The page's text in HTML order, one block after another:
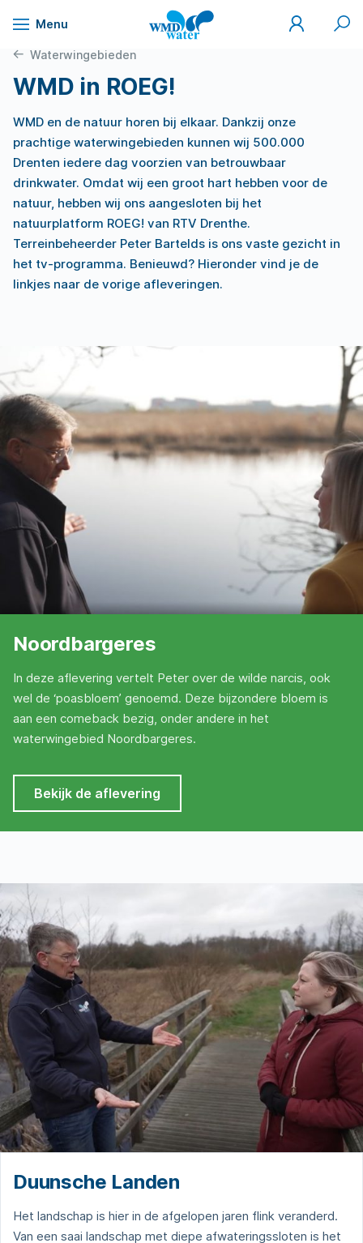
Naar
Menu
WMD
Drinkwater
Mijn
WMD
Zoek
WMD in ROEG!
Waterwingebieden
WMD en de natuur horen bij elkaar. Dankzij onze
prachtige waterwingebieden kunnen wij 500.000
Drenten iedere dag voorzien van betrouwbaar
drinkwater. Omdat wij een groot hart hebben voor de
natuur, hebben wij ons aangesloten bij het
natuurplatform ROEG! van RTV Drenthe.
Terreinbeheerder Peter Bartelds is ons vaste gezicht in
het tv-programma. Benieuwd? Hieronder vind je de
linkjes naar de vorige afleveringen.
Noordbargeres
In deze aflevering vertelt Peter over de wilde narcis, ook
wel de ‘poasbloem’ genoemd. Deze bijzondere bloem is
aan een comeback bezig, onder andere in het
waterwingebied Noordbargeres.
Bekijk de aflevering
Duunsche Landen
Het landschap is hier in de afgelopen jaren flink veranderd.
Van een saai landschap met diepe afwateringssloten is het